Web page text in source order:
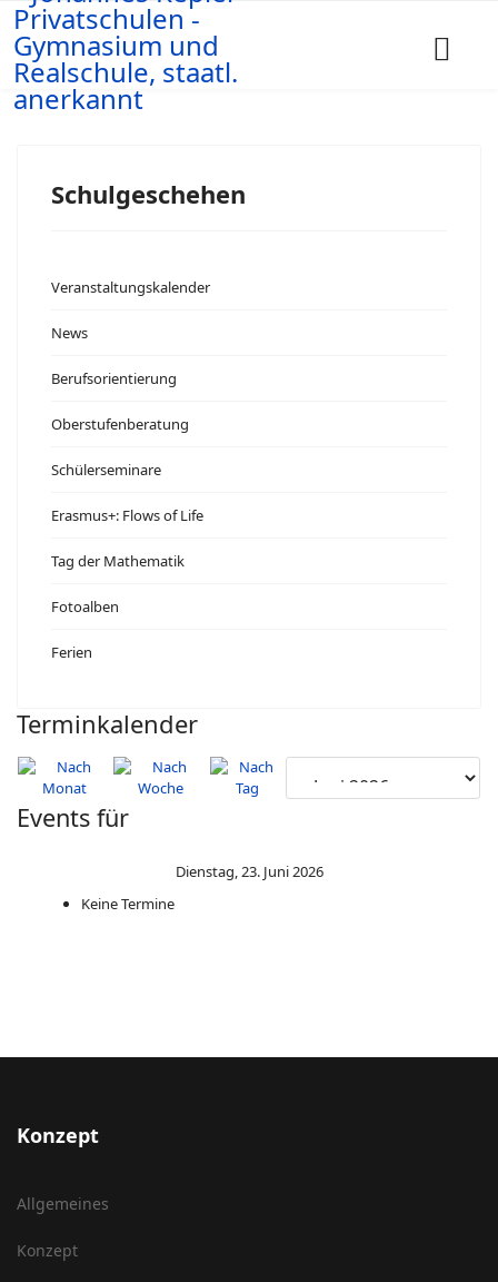
Schulgeschehen
Veranstaltungskalender
News
Berufsorientierung
Oberstufenberatung
Schülerseminare
Erasmus+: Flows of Life
Tag der Mathematik
Fotoalben
Ferien
Terminkalender
Events für
Dienstag, 23. Juni 2026
Keine Termine
Konzept
Allgemeines
Konzept